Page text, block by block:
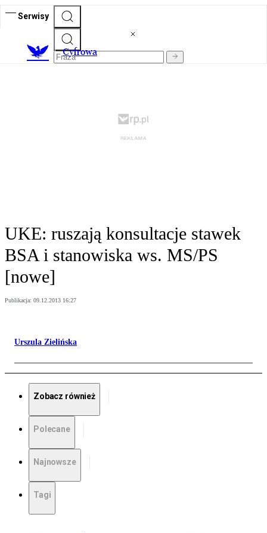
Serwisy
Cyfrowa
UKE: ruszają konsultacje stawek
BSA i stanowiska ws. MS/PS
[nowe]
Publikacja: 09.12.2013 16:27
Urszula Zielińska
Zobacz również
Polecane
Najnowsze
Tagi